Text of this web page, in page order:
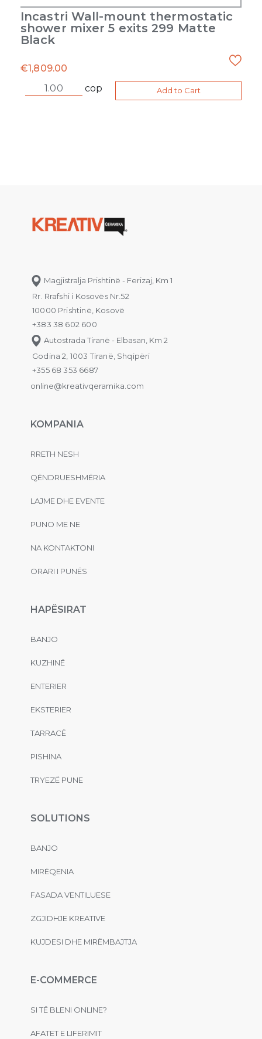
Incastri Wall-mount thermostatic
shower mixer 5 exits 299 Matte
Black
€1,809.00
cop
Add to Cart
Magjistralja Prishtinë - Ferizaj, Km 1
Rr. Rrafshi i Kosovës Nr.52
10000 Prishtinë, Kosovë
+383 38 602 600
Autostrada Tiranë - Elbasan, Km 2
Godina 2, 1003 Tiranë, Shqipëri
+355 68 353 6687
online@kreativqeramika.com
KOMPANIA
RRETH NESH
QËNDRUESHMËRIA
LAJME DHE EVENTE
PUNO ME NE
NA KONTAKTONI
ORARI I PUNËS
HAPËSIRAT
BANJO
KUZHINË
ENTERIER
EKSTERIER
TARRACË
PISHINA
TRYEZË PUNE
SOLUTIONS
BANJO
MIRËQENIA
FASADA VENTILUESE
ZGJIDHJE KREATIVE
KUJDESI DHE MIRËMBAJTJA
E-COMMERCE
SI TË BLENI ONLINE?
AFATET E LIFERIMIT